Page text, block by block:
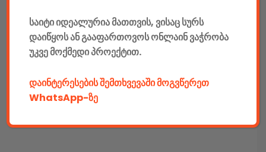
სპიკერის ზომა: მს: Ø 35, დს: Ø 100
LED განათებით
Backlight განათება: არის, მრავალფეროვანი
საიტი იდეალურია მათთვის, ვისაც სურს
დაიწყოს ან გააფართოვოს ონლაინ ვაჭრობა
უკვე მოქმედი პროექტით.
დაინტერესების შემთხვევაში მოგვწერეთ
WhatsApp-ზე